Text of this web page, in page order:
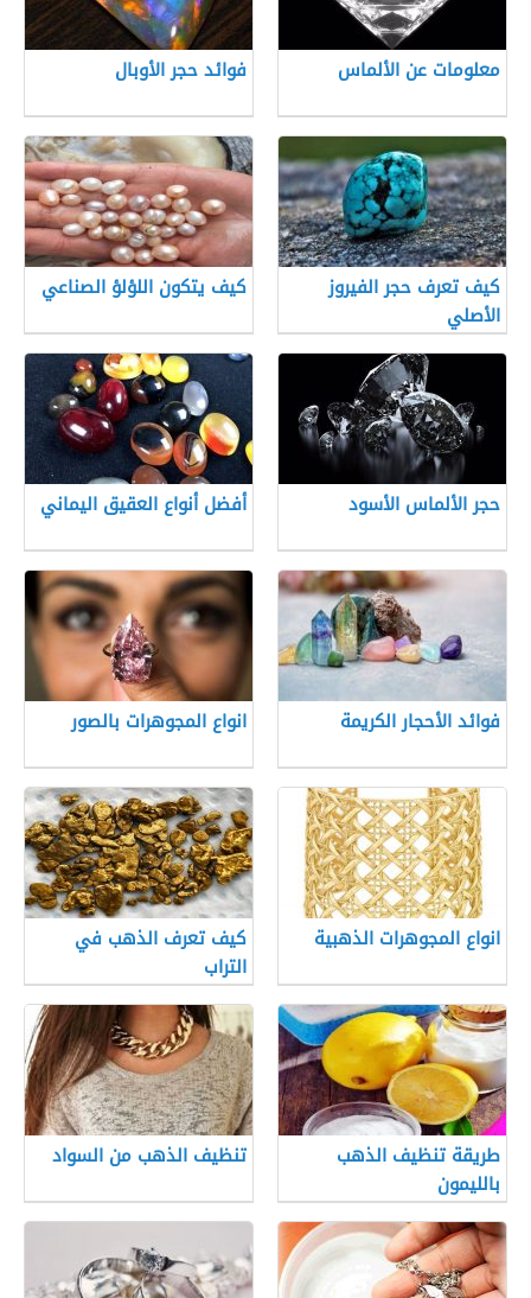
معلومات عن الألماس فوائد حجر الأوبال
كيف تعرف حجر الفيروز
الأصلي
كيف يتكون اللؤلؤ الصناعي
حجر الألماس الأسود أفضل أنواع العقيق اليماني
فوائد الأحجار الكريمة انواع المجوهرات بالصور
انواع المجوهرات الذهبية
كيف تعرف الذهب في
التراب
طريقة تنظيف الذهب
بالليمون
تنظيف الذهب من السواد